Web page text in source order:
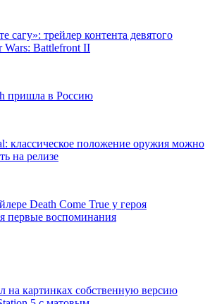
сагу»: трейлер контента девятого
Wars: Battlefront II
пришла в Россию
классическое положение оружия можно
на релизе
Death Come True у героя
первые воспоминания
на картинках собственную версию